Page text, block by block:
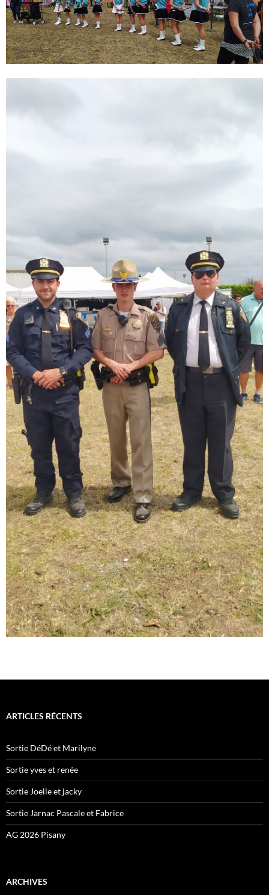
ARTICLES RÉCENTS
Sortie DéDé et Marilyne
Sortie yves et renée
Sortie Joelle et jacky
Sortie Jarnac Pascale et Fabrice
AG 2026 Pisany
ARCHIVES